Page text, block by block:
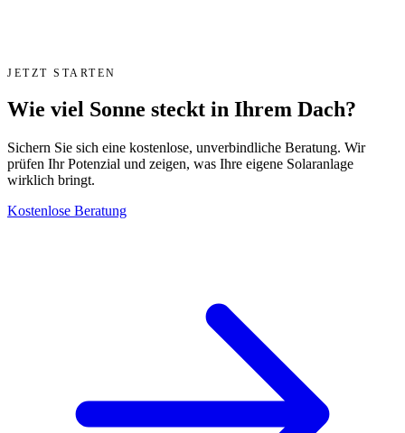
JETZT STARTEN
Wie viel Sonne steckt in Ihrem Dach?
Sichern Sie sich eine kostenlose, unverbindliche Beratung. Wir
prüfen Ihr Potenzial und zeigen, was Ihre eigene Solaranlage
wirklich bringt.
Kostenlose Beratung